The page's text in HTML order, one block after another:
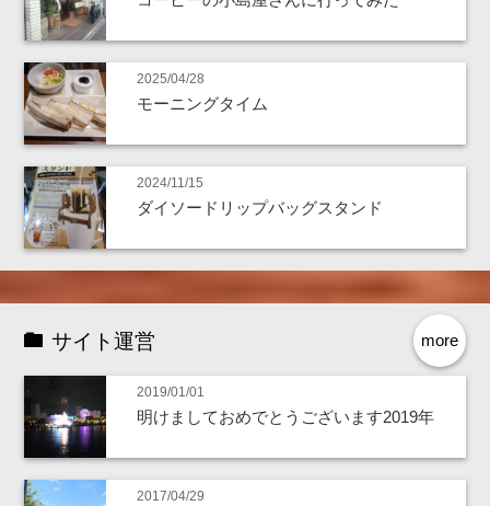
2025/04/28
モーニングタイム
2024/11/15
ダイソードリップバッグスタンド
more
サイト運営
2019/01/01
明けましておめでとうございます2019年
2017/04/29